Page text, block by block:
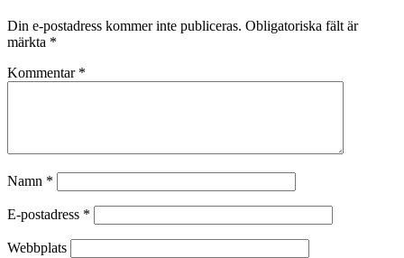
Din e-postadress kommer inte publiceras. Obligatoriska fält är
märkta *
Kommentar *
Namn *
E-postadress *
Webbplats